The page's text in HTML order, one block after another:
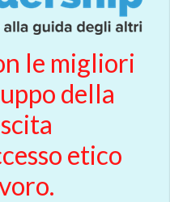
le migliori
della
etico